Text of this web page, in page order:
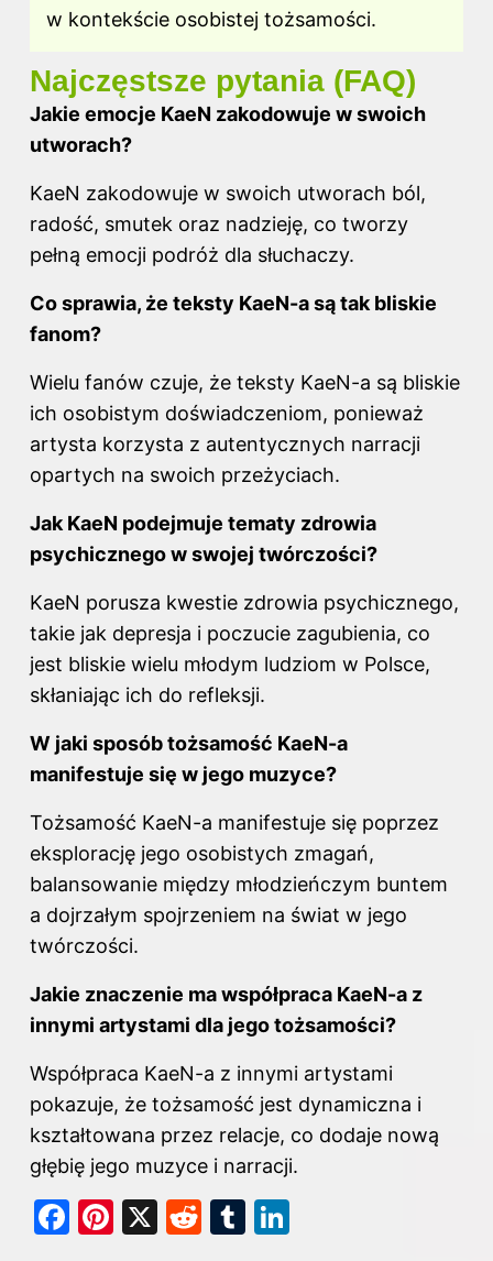
w kontekście osobistej tożsamości.
Najczęstsze pytania (FAQ)
Jakie emocje KaeN zakodowuje w swoich
utworach?
KaeN zakodowuje w swoich utworach ból,
radość, smutek oraz nadzieję, co tworzy
pełną emocji podróż dla słuchaczy.
Co sprawia, że teksty KaeN-a są tak bliskie
fanom?
Wielu fanów czuje, że teksty KaeN-a są bliskie
ich osobistym doświadczeniom, ponieważ
artysta korzysta z autentycznych narracji
opartych na swoich przeżyciach.
Jak KaeN podejmuje tematy zdrowia
psychicznego w swojej twórczości?
KaeN porusza kwestie zdrowia psychicznego,
takie jak depresja i poczucie zagubienia, co
jest bliskie wielu młodym ludziom w Polsce,
skłaniając ich do refleksji.
W jaki sposób tożsamość KaeN-a
manifestuje się w jego muzyce?
Tożsamość KaeN-a manifestuje się poprzez
eksplorację jego osobistych zmagań,
balansowanie między młodzieńczym buntem
a dojrzałym spojrzeniem na świat w jego
twórczości.
Jakie znaczenie ma współpraca KaeN-a z
innymi artystami dla jego tożsamości?
Współpraca KaeN-a z innymi artystami
pokazuje, że tożsamość jest dynamiczna i
kształtowana przez relacje, co dodaje nową
głębię jego muzyce i narracji.
F
Pi X
R
T